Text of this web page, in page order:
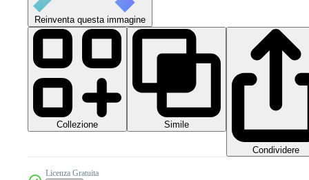
Reinventa questa immagine
Collezione Simile
Condividere
Licenza Gratuita